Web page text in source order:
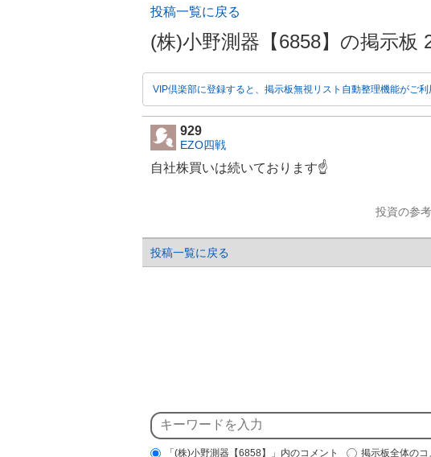
投稿一覧に戻る
(株)小野測器【6858】の掲示板
VIP倶楽部に登録すると、掲示板無視リスト自動整理機能がご
929
EZO四戦
自社株買いは続いております☝️
投資の参
投稿一覧に戻る
「(株)小野測器【6858】」内のコメント 掲示板全体のコ